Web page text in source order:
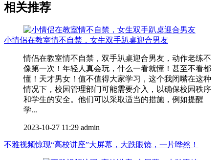
相关推荐
小情侣在教室情不自禁，女生双手趴桌迎合男友
情侣在教室情不自禁，双手趴桌迎合男友，动作老练不
像第一次！年轻人真会玩，什么一看就懂！甚至不看都
懂！天才男女！值不值得大家学习，这个我闭嘴在这种
情况下，校园管理部门可能需要介入，以确保校园秩序
和学生的安全。他们可以采取适当的措施，例如提醒
学...
2023-10-27 11:29 admin
不雅视频惊现“高校讲座”大屏幕，大跌眼镜，一片哗然！